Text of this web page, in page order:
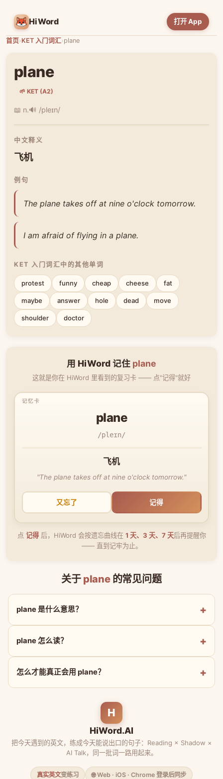
HiWord 打开 App
首页›KET 入门词汇›plane
plane
🌱 KET (A2)
📖 n.🔊 /pleɪn/
中文释义
飞机
例句
The plane takes off at nine o'clock tomorrow.
I am afraid of flying in a plane.
KET 入门词汇中的其他单词
protest funny cheap cheese fat
maybe answer hole dead move
shoulder doctor
用 HiWord 记住 plane
这就是你在 HiWord 里看到的复习卡 —— 点"记得"就好
plane
/pleɪn/
飞机
"The plane takes off at nine o'clock tomorrow."
又忘了 记得
点 记得后，HiWord 会按遗忘曲线在 1 天、3 天、7 天后再提醒你
—— 直到记牢为止。
关于 plane的常见问题
plane 是什么意思？
plane 怎么读？
怎么才能真正会用 plane？
H
HiWord.AI
把今天遇到的英文，练成今天能说出口的句子：Reading × Shadow ×
AI Talk，同一批词一路用起来。
真实英文变练习 🌐 Web · iOS · Chrome 登录后同步